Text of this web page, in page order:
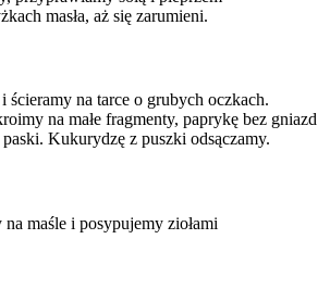
masła, aż się zarumieni.
na tarce o grubych oczkach.
na małe fragmenty, paprykę bez gniazd
Kukurydzę z puszki odsączamy.
maśle i posypujemy ziołami